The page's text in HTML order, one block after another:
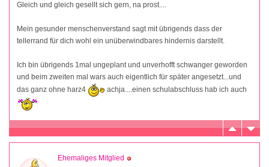
Gleich und gleich gesellt sich gern, na prost....
Mein gesunder menschenverstand sagt mit übrigends dass der
tellerrand für dich wohl ein unüberwindbares hindernis darstellt.
Ich bin übrigends 1mal ungeplant und unverhofft schwanger geworden
und beim zweiten mal wars auch eigentlich für später angesetzt...und
das ganz ohne harz4
achja....einen schulabschluss hab ich auch
Ehemaliges Mitglied